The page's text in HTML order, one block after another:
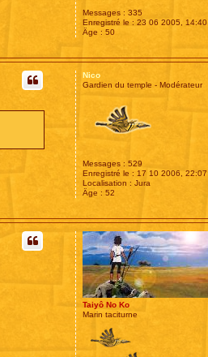
Messages : 335
Enregistré le : 23 06 2005, 14:40
Âge : 50
Nico
Gardien du temple - Modérateur
Messages : 529
Enregistré le : 17 10 2006, 22:07
Localisation : Jura
Âge : 52
Taiyô No Ko
Marin taciturne